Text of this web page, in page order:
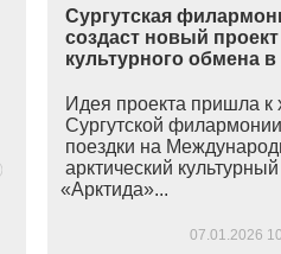
Сургутская
создаст новый проект
культурного обмена
Идея проекта пришла к
Сургутской
поездки на
арктический
«Арктида»...
07.01.2026